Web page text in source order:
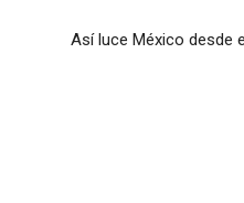
Así luce México desde